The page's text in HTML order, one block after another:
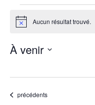
Évènements
Notice Aucun résultat trouvé.
À venir
Évènements
précédents